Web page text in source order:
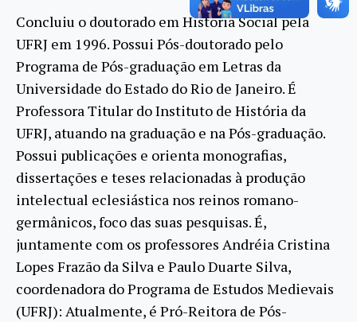
Concluiu o doutorado em Historia Social pela
UFRJ em 1996. Possui Pós-doutorado pelo
Programa de Pós-graduação em Letras da
Universidade do Estado do Rio de Janeiro. É
Professora Titular do Instituto de História da
UFRJ, atuando na graduação e na Pós-graduação.
Possui publicações e orienta monografias,
dissertações e teses relacionadas à produção
intelectual eclesiástica nos reinos romano-
germânicos, foco das suas pesquisas. É,
juntamente com os professores Andréia Cristina
Lopes Frazão da Silva e Paulo Duarte Silva,
coordenadora do Programa de Estudos Medievais
(UFRJ): Atualmente, é Pró-Reitora de Pós-